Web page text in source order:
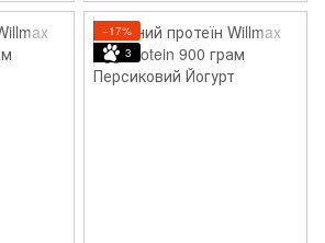
−17%
3